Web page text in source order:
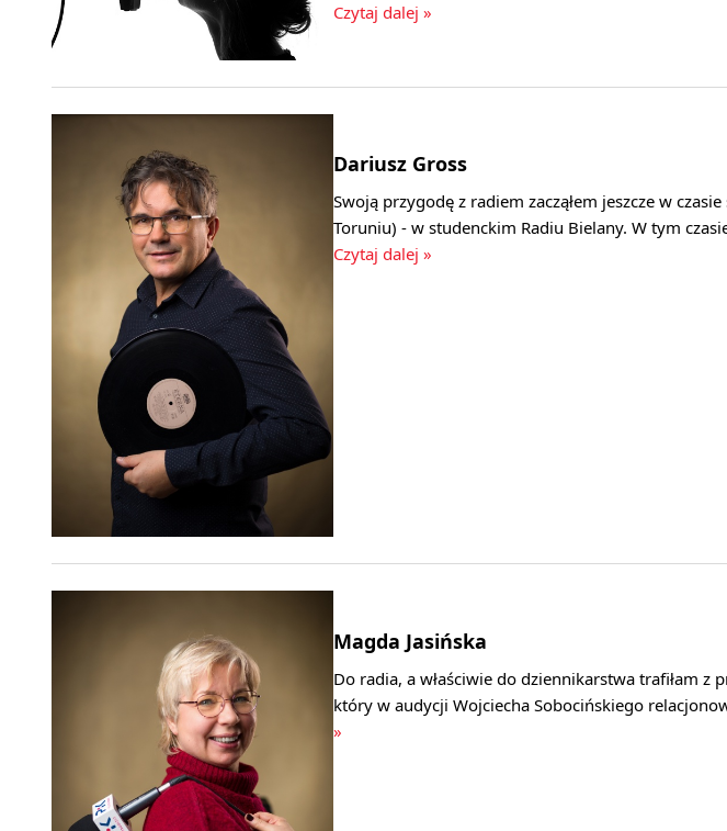
Czytaj dalej »
Dariusz Gross
Swoją przygodę z radiem zacząłem jeszcze w
Toruniu) - w studenckim Radiu Bielany. W tym
Czytaj dalej »
Magda Jasińska
Do radia, a właściwie do dziennikarstwa trafiłam z
który w audycji Wojciecha Sobocińskiego
»